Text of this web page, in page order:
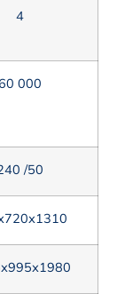
4
000
/50